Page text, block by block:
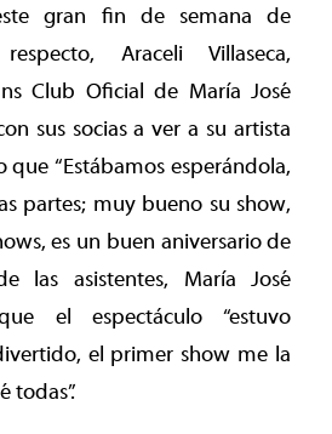
gran fin de semana de
Araceli Villaseca,
Club Oficial de María José
sus socias a ver a su artista
que “Estábamos esperándola,
partes; muy bueno su show,
es un buen aniversario de
las asistentes, María José
el espectáculo “estuvo
el primer show me la
todas”.